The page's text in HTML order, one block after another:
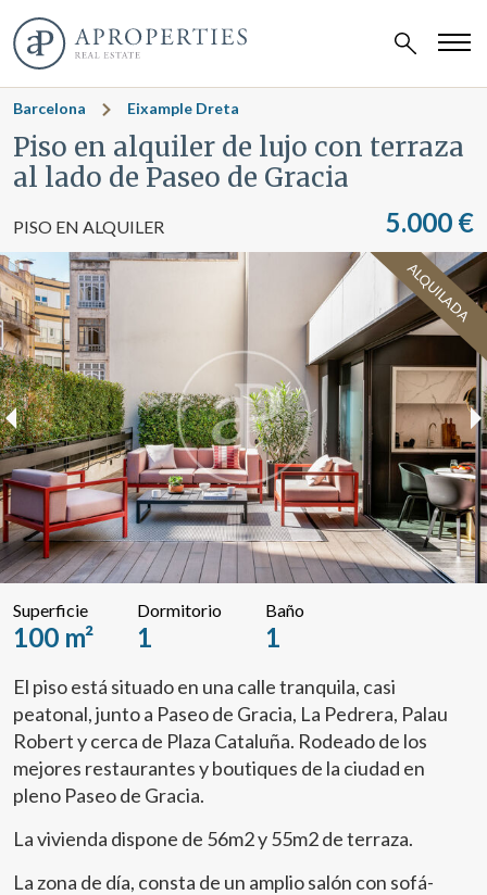
Barcelona Eixample Dreta
Piso en alquiler de lujo con terraza
al lado de Paseo de Gracia
PISO EN ALQUILER 5.000 €
ALQUILADA
Superficie
100 m²
Dormitorio
1
Baño
1
El piso está situado en una calle tranquila, casi
peatonal, junto a Paseo de Gracia, La Pedrera, Palau
Robert y cerca de Plaza Cataluña. Rodeado de los
mejores restaurantes y boutiques de la ciudad en
pleno Paseo de Gracia.
La vivienda dispone de 56m2 y 55m2 de terraza.
La zona de día, consta de un amplio salón con sofá-